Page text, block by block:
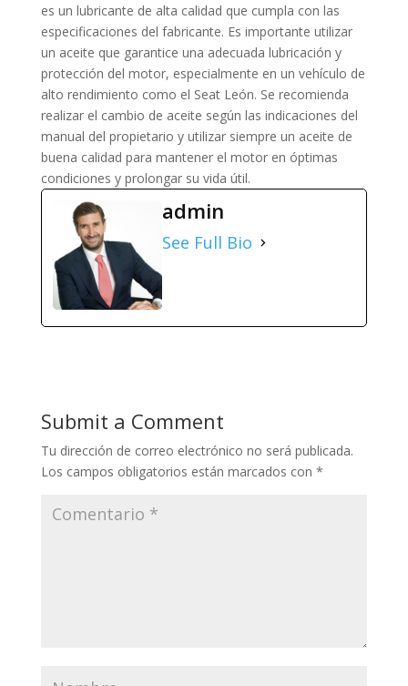
es un lubricante de alta calidad que cumpla con las
especificaciones del fabricante. Es importante utilizar
un aceite que garantice una adecuada lubricación y
protección del motor, especialmente en un vehículo de
alto rendimiento como el Seat León. Se recomienda
realizar el cambio de aceite según las indicaciones del
manual del propietario y utilizar siempre un aceite de
buena calidad para mantener el motor en óptimas
condiciones y prolongar su vida útil.
admin
See Full Bio
Submit a Comment
Tu dirección de correo electrónico no será publicada.
Los campos obligatorios están marcados con *